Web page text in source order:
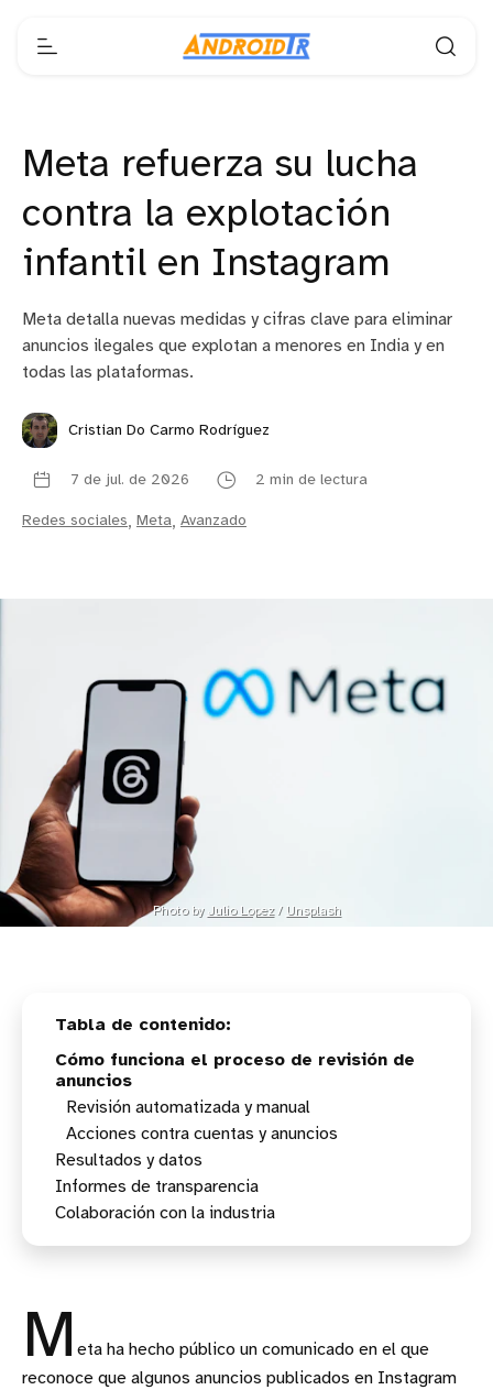
Meta refuerza su lucha
contra la explotación
infantil en Instagram
Meta detalla nuevas medidas y cifras clave para eliminar
anuncios ilegales que explotan a menores en India y en
todas las plataformas.
Cristian Do Carmo Rodríguez
7 de jul. de 2026 2 min de lectura
Redes sociales, Meta, Avanzado
Photo by Julio Lopez / Unsplash
Cómo funciona el proceso de revisión de
anuncios
Revisión automatizada y manual
Acciones contra cuentas y anuncios
Resultados y datos
Informes de transparencia
Colaboración con la industria
M eta ha hecho público un comunicado en el que
reconoce que algunos anuncios publicados en Instagram